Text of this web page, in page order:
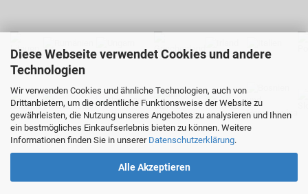
Diese Webseite verwendet Cookies und andere
Technologien
Wir verwenden Cookies und ähnliche Technologien, auch von
Drittanbietern, um die ordentliche Funktionsweise der Website zu
gewährleisten, die Nutzung unseres Angebotes zu analysieren und Ihnen
ein bestmögliches Einkaufserlebnis bieten zu können. Weitere
Informationen finden Sie in unserer Datenschutzerklärung.
Alle Akzeptieren